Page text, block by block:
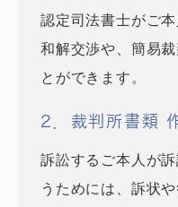
認定司法書士がご
和解交渉や、簡易
とができます。
2．裁判所書類
訴訟するご本人が
うためには、訴状